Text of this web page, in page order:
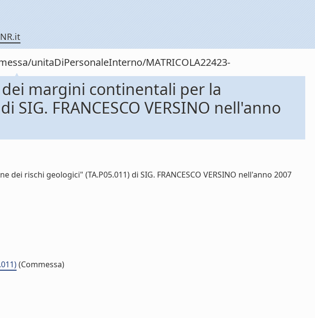
unitaDiPersonaleInterno/MATRICOLA22423-
margini continentali per la
FRANCESCO VERSINO nell'anno
rischi geologici" (TA.P05.011) di SIG. FRANCESCO VERSINO nell'anno 2007
(Commessa)